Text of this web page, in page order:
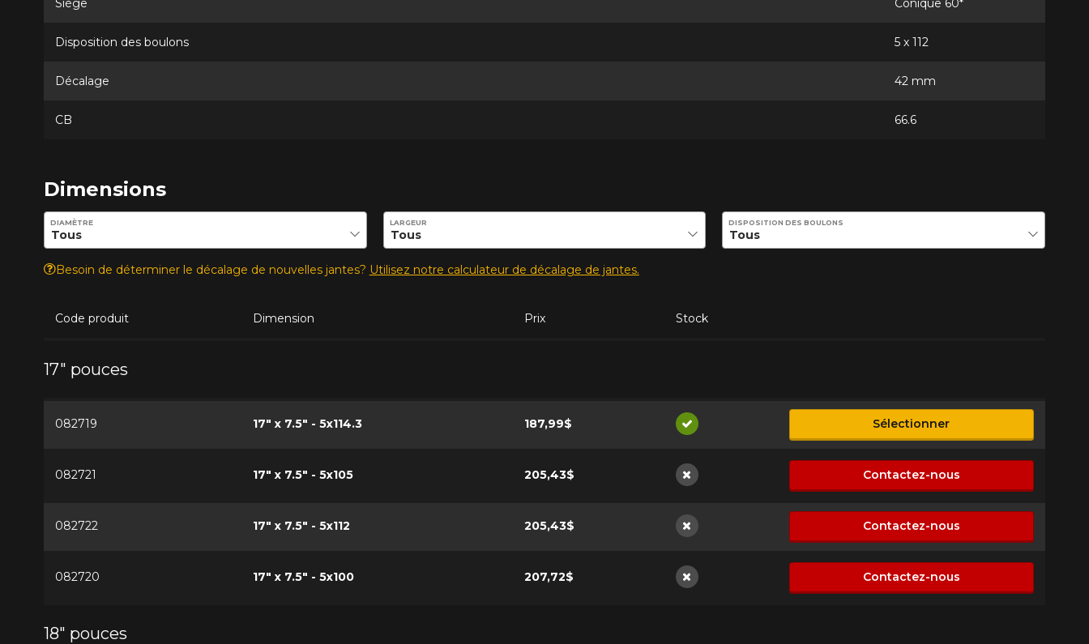
Siège Conique 60*
Disposition des boulons 5 x 112
Décalage 42 mm
CB 66.6
Dimensions
Entrez les dimensions souhaitées pour vérifier la disponibilité de ce produit.
DIAMÈTRE LARGEUR DISPOSITION DES BOULONS
Besoin de déterminer le décalage de nouvelles jantes? Utilisez notre calculateur de décalage de jantes.
Code produit Dimension Prix Stock
17" pouces
082719 17" x 7.5" - 5x114.3 187,99$
Disponible
Sélectionner
082721 17" x 7.5" - 5x105 205,43$
Non disponible
Contactez-nous
082722 17" x 7.5" - 5x112 205,43$
Non disponible
Contactez-nous
082720 17" x 7.5" - 5x100 207,72$
Non disponible
Contactez-nous
18" pouces